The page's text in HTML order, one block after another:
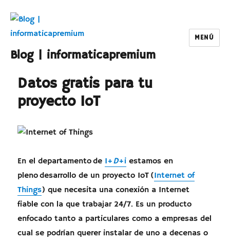
Blog | informaticapremium
MENÚ
Datos gratis para tu
proyecto IoT
En el departamento de I+D+i estamos en
pleno desarrollo de un proyecto IoT (Internet of
Things) que necesita una conexión a Internet
fiable con la que trabajar 24/7. Es un producto
enfocado tanto a particulares como a empresas del
cual se podrían querer instalar de uno a decenas o